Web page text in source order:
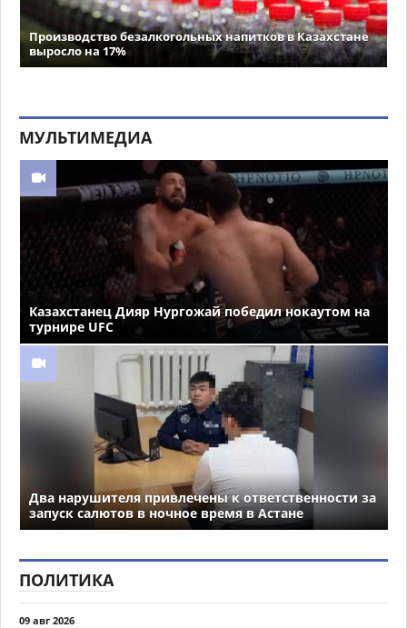
Производство безалкогольных напитков в Казахстане
выросло на 17%
МУЛЬТИМЕДИА
Казахстанец Дияр Нургожай победил нокаутом на
турнире UFC
Два нарушителя привлечены к ответственности за
запуск салютов в ночное время в Астане
ПОЛИТИКА
09 авг 2026